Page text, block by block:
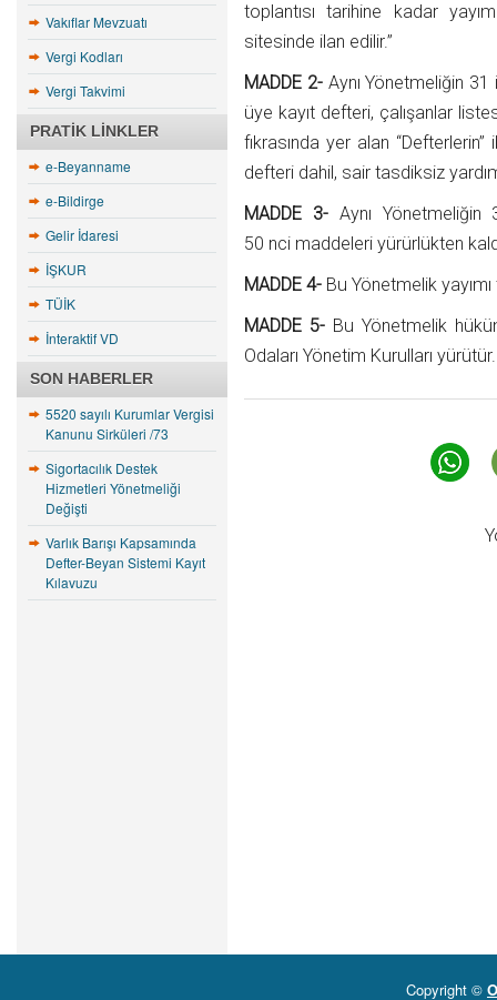
Vakıflar Mevzuatı
Vergi Kodları
Vergi Takvimi
PRATIK LINKLER
e-Beyanname
e-Bildirge
Gelir İdaresi
İŞKUR
TÜİK
İnteraktif VD
SON HABERLER
5520 sayılı Kurumlar Vergisi
Kanunu Sirküleri /73
Sigortacılık Destek
Hizmetleri Yönetmeliği
Değişti
Varlık Barışı Kapsamında
Defter-Beyan Sistemi Kayıt
Kılavuzu
toplantısı tarihine kadar
sitesinde ilan edilir.”
MADDE 2- Aynı Yönetmeliğin
üye kayıt defteri, çalışanlar
fıkrasında yer alan
defteri dahil, sair tasdiksiz
MADDE 3- Aynı
50 nci maddeleri yürürlükten
MADDE 4- Bu Yönetmelik
MADDE 5- Bu Yönetmelik
Odaları Yönetim Kurulları yürütür.
Copyright ©